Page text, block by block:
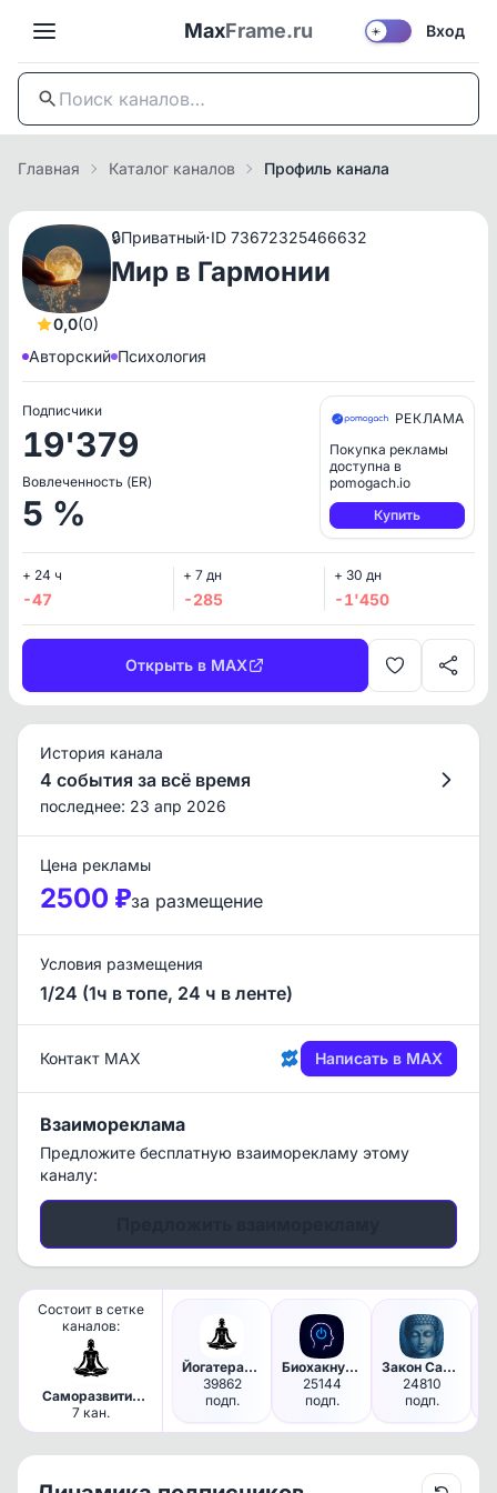
MaxFrame.ru ☀️ Вход
Главная Каталог каналов Профиль канала
0,0(0)
🔒Приватный·ID 73672325466632
Мир в Гармонии
Авторский Психология
Подписчики
19'379
Вовлеченность (ER)
5 %
РЕКЛАМА
Покупка рекламы
доступна в
pomogach.io
Купить
+ 24 ч
-47
+ 7 дн
-285
+ 30 дн
-1'450
Открыть в MAX
История канала
4 события за всё время
последнее: 23 апр 2026
Цена рекламы
2500 ₽за размещение
Условия размещения
1/24 (1ч в топе, 24 ч в ленте)
Контакт MAX Написать в MAX
Взаимореклама
Предложите бесплатную взаиморекламу этому
каналу:
Состоит в сетке
каналов:
Саморазвитие
Взрослая Жца
7 кан.
Йогатерапия
39862
подп.
Биохакнутые
25144
подп.
Закон Сансары
24810
подп.